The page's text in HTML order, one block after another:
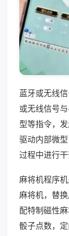
蓝牙或无线
或无线信号
型等指令，
驱动内部微
过程中进行干
麻将机程序
麻将机，替
配特制磁性
骰子点数，